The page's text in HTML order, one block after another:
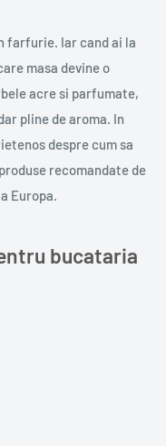
farfurie. Iar cand ai la
masa devine o
acre si parfumate,
pline de aroma. In
despre cum sa
recomandate de
Europa.
bucataria